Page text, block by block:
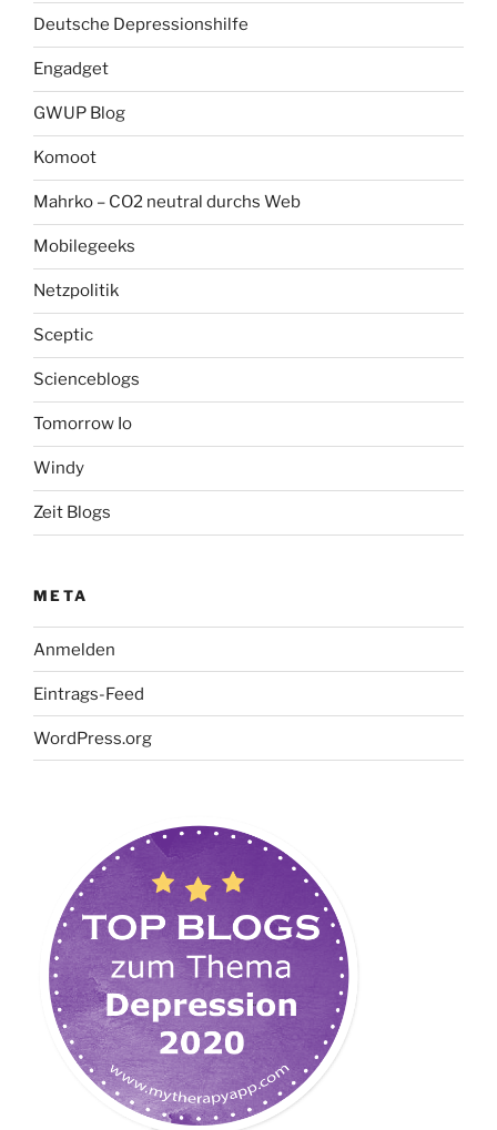
Deutsche Depressionshilfe
Engadget
GWUP Blog
Komoot
Mahrko – CO2 neutral durchs Web
Mobilegeeks
Netzpolitik
Sceptic
Scienceblogs
Tomorrow Io
Windy
Zeit Blogs
META
Anmelden
Eintrags-Feed
WordPress.org